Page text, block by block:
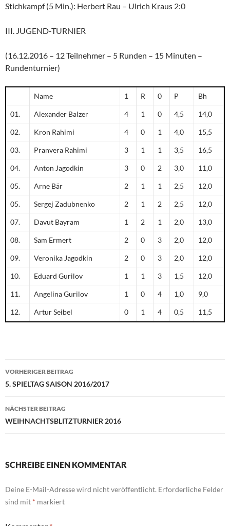
Stichkampf (5 Min.): Herbert Rau – Ulrich Kraus 2:0
III. JUGEND-TURNIER
(16.12.2016 – 12 Teilnehmer – 5 Runden – 15 Minuten –
Rundenturnier)
Name 1 R 0 P Bh
01. Alexander Balzer 4 1 0 4,5 14,0
02. Kron Rahimi 4 0 1 4,0 15,5
03. Pranvera Rahimi 3 1 1 3,5 16,5
04. Anton Jagodkin 3 0 2 3,0 11,0
05. Arne Bär 2 1 1 2,5 12,0
05. Sergej Zadubnenko 2 1 2 2,5 12,0
07. Davut Bayram 1 2 1 2,0 13,0
08. Sam Ermert 2 0 3 2,0 12,0
09. Veronika Jagodkin 2 0 3 2,0 12,0
10. Eduard Gurilov 1 1 3 1,5 12,0
11. Angelina Gurilov 1 0 4 1,0 9,0
12. Artur Seibel 0 1 4 0,5 11,5
Beitragsnavigation
VORHERIGER BEITRAG
5. SPIELTAG SAISON 2016/2017
NÄCHSTER BEITRAG
WEIHNACHTSBLITZTURNIER 2016
SCHREIBE EINEN KOMMENTAR
Deine E-Mail-Adresse wird nicht veröffentlicht. Erforderliche Felder
sind mit * markiert